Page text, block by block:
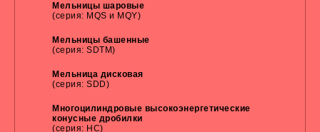
Мельницы шаровые
(серия: MQS и MQY)
Мельницы башенные
(серия: SDTM)
Мельница дисковая
(серия: SDD)
Многоцилиндровые высокоэнергетические
конусные дробилки
(серия: HC)